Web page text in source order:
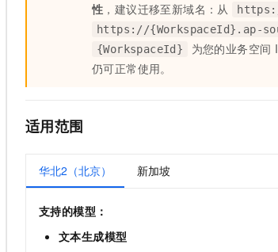
性 ，建议迁移至新域名：从
https://{WorkspaceId}.ap-
{WorkspaceId} 为您的业务空间
仍可正常使用。
适用范围
华北2（北京） 新加坡
支持的模型：
文本生成模型